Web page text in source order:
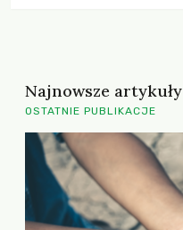
Najnowsze artykuły
OSTATNIE PUBLIKACJE